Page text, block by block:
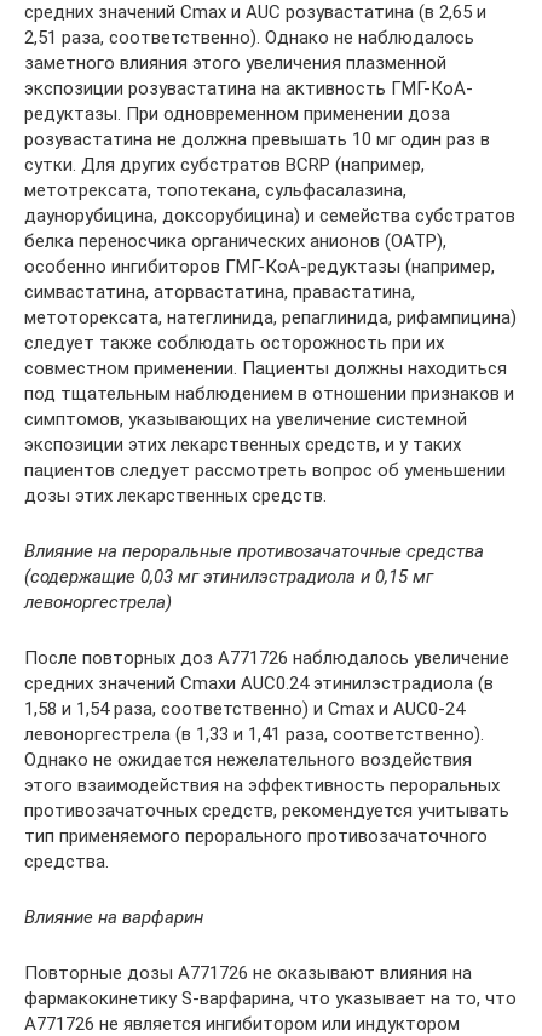
средних значений Сmах и AUC розувастатина (в 2,65 и
2,51 раза, соответственно). Однако не наблюдалось
заметного влияния этого увеличения плазменной
экспозиции розувастатина на активность ГМГ-КоА-
редуктазы. При одновременном применении доза
розувастатина не должна превышать 10 мг один раз в
сутки. Для других субстратов BCRP (например,
метотрексата, топотекана, сульфасалазина,
даунорубицина, доксорубицина) и семейства субстратов
белка переносчика органических анионов (ОАТР),
особенно ингибиторов ГМГ-КоА-редуктазы (например,
симвастатина, аторвастатина, правастатина,
метоторексата, натеглинида, репаглинида, рифампицина)
следует также соблюдать осторожность при их
совместном применении. Пациенты должны находиться
под тщательным наблюдением в отношении признаков и
симптомов, указывающих на увеличение системной
экспозиции этих лекарственных средств, и у таких
пациентов следует рассмотреть вопрос об уменьшении
дозы этих лекарственных средств.
Влияние на пероральные противозачаточные средства
(содержащие 0,03 мг этинилэстрадиола и 0,15 мг
левоноргестрела)
После повторных доз А771726 наблюдалось увеличение
средних значений Сmахи AUC0.24 этинилэстрадиола (в
1,58 и 1,54 раза, соответственно) и Сmах и AUC0-24
левоноргестрела (в 1,33 и 1,41 раза, соответственно).
Однако не ожидается нежелательного воздействия
этого взаимодействия на эффективность пероральных
противозачаточных средств, рекомендуется учитывать
тип применяемого перорального противозачаточного
средства.
Влияние на варфарин
Повторные дозы А771726 не оказывают влияния на
фармакокинетику S-варфарина, что указывает на то, что
А771726 не является ингибитором или индуктором